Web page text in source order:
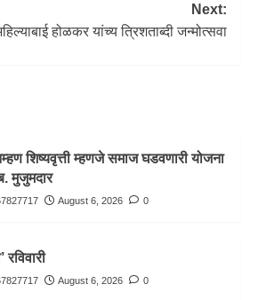
Next:
होळकर यांच्य त्रिशताब्दी जन्मोत्सवा
शिष्यवृत्ती म्हणजे समाज घडवणारी योजना
मुजुमदार
August 6, 2026
0
August 6, 2026
0